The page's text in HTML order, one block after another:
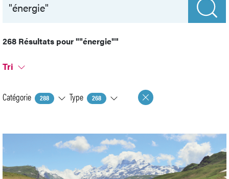
268 Résultats pour""énergie""
Tri
Catégorie 288 Type 268